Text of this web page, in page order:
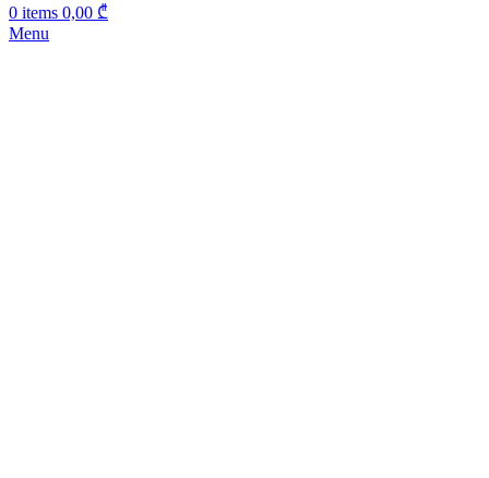
0 items 0,00 ₾
Menu